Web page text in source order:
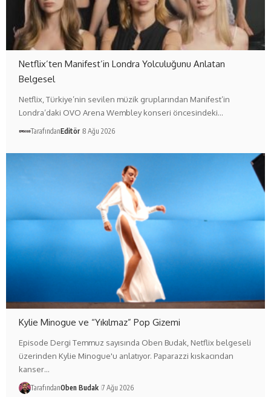
Netflix’ten Manifest’in Londra Yolculuğunu Anlatan
Belgesel
Netflix, Türkiye’nin sevilen müzik gruplarından Manifest’in
Londra’daki OVO Arena Wembley konseri öncesindeki…
TarafındanEditör 8 Ağu 2026
Kylie Minogue ve “Yıkılmaz” Pop Gizemi
Episode Dergi Temmuz sayısında Oben Budak, Netflix belgeseli
üzerinden Kylie Minogue'u anlatıyor. Paparazzi kıskacından
kanser…
TarafındanOben Budak 7 Ağu 2026